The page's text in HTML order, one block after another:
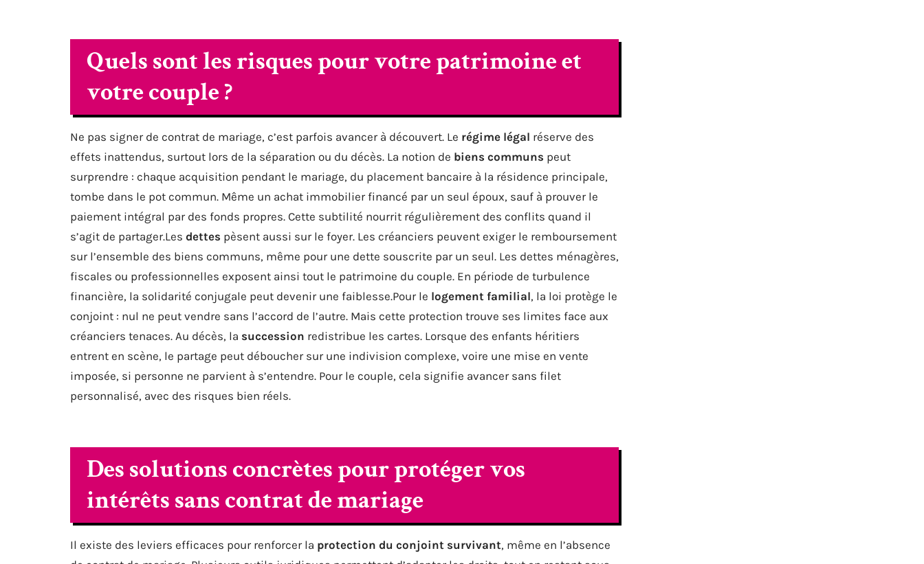
Quels sont les risques pour votre patrimoine et
votre couple ?
Ne pas signer de contrat de mariage, c’est parfois avancer à découvert. Le régime légal réserve des
effets inattendus, surtout lors de la séparation ou du décès. La notion de biens communs peut
surprendre : chaque acquisition pendant le mariage, du placement bancaire à la résidence principale,
tombe dans le pot commun. Même un achat immobilier financé par un seul époux, sauf à prouver le
paiement intégral par des fonds propres. Cette subtilité nourrit régulièrement des conflits quand il
s’agit de partager.Les dettes pèsent aussi sur le foyer. Les créanciers peuvent exiger le remboursement
sur l’ensemble des biens communs, même pour une dette souscrite par un seul. Les dettes ménagères,
fiscales ou professionnelles exposent ainsi tout le patrimoine du couple. En période de turbulence
financière, la solidarité conjugale peut devenir une faiblesse.Pour le logement familial, la loi protège le
conjoint : nul ne peut vendre sans l’accord de l’autre. Mais cette protection trouve ses limites face aux
créanciers tenaces. Au décès, la succession redistribue les cartes. Lorsque des enfants héritiers
entrent en scène, le partage peut déboucher sur une indivision complexe, voire une mise en vente
imposée, si personne ne parvient à s’entendre. Pour le couple, cela signifie avancer sans filet
personnalisé, avec des risques bien réels.
Des solutions concrètes pour protéger vos
intérêts sans contrat de mariage
Il existe des leviers efficaces pour renforcer la protection du conjoint survivant, même en l’absence